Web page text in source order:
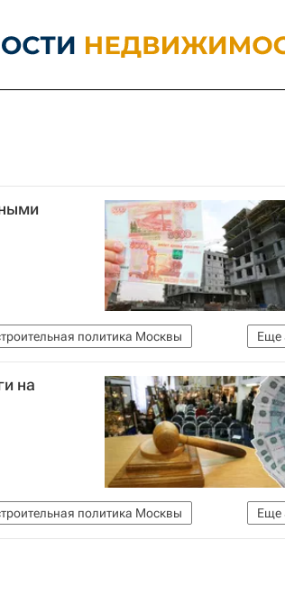
Еще
политика Москвы
участки Россия
на
Еще
политика Москвы
Земельные участки Россия